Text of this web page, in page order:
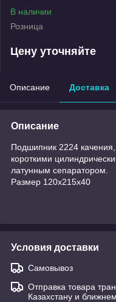
В наличии
Розница
Цену уточняйте
Описание Доставка
Описание
Подшипник 2224
короткими
латунным сепаратором.
Размер 120х215х40
Условия доставки
Самовывоз
Отправка товара
Казахстану и